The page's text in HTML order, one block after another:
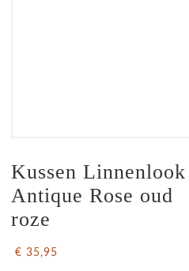
Kussen Linnenlook
Antique Rose oud
roze
€ 35,95